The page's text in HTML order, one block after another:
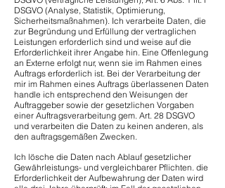
DSGVO (Analyse, Statistik, Optimierung,
Sicherheitsmaßnahmen). Ich verarbeite Daten, die
zur Begründung und Erfüllung der vertraglichen
Leistungen erforderlich sind und weise auf die
Erforderlichkeit ihrer Angabe hin. Eine Offenlegung
an Externe erfolgt nur, wenn sie im Rahmen eines
Auftrags erforderlich ist. Bei der Verarbeitung der
mir im Rahmen eines Auftrags überlassenen Daten
handle ich entsprechend den Weisungen der
Auftraggeber sowie der gesetzlichen Vorgaben
einer Auftragsverarbeitung gem. Art. 28 DSGVO
und verarbeiten die Daten zu keinen anderen, als
den auftragsgemäßen Zwecken.
Ich lösche die Daten nach Ablauf gesetzlicher
Gewährleistungs- und vergleichbarer Pflichten. die
Erforderlichkeit der Aufbewahrung der Daten wird